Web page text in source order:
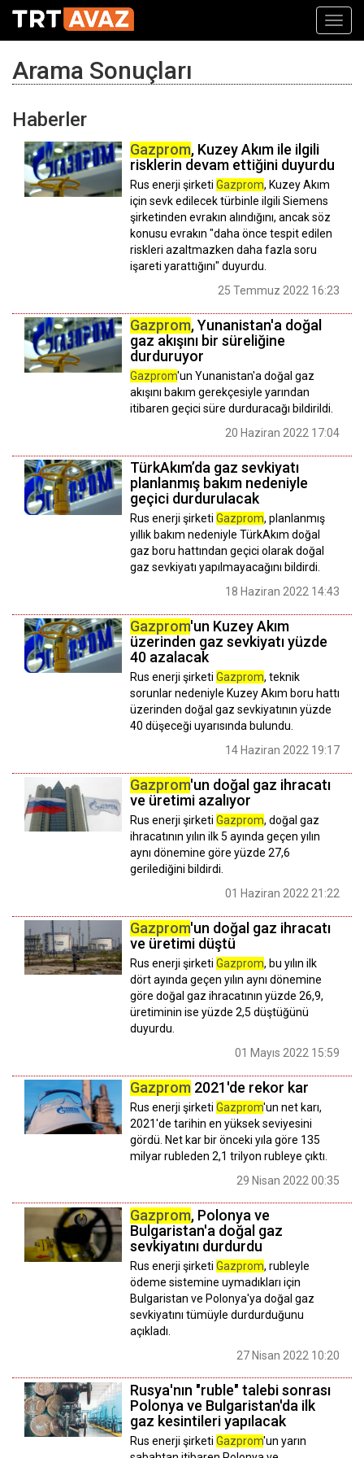
Arama Sonuçları
Haberler
Gazprom, Kuzey Akım ile ilgili
risklerin devam ettiğini duyurdu
Rus enerji şirketi Gazprom, Kuzey Akım
için sevk edilecek türbinle ilgili Siemens
şirketinden evrakın alındığını, ancak söz
konusu evrakın "daha önce tespit edilen
riskleri azaltmazken daha fazla soru
işareti yarattığını" duyurdu.
25 Temmuz 2022 16:23
Gazprom, Yunanistan'a doğal
gaz akışını bir süreliğine
durduruyor
Gazprom'un Yunanistan'a doğal gaz
akışını bakım gerekçesiyle yarından
itibaren geçici süre durduracağı bildirildi.
20 Haziran 2022 17:04
TürkAkım’da gaz sevkiyatı
planlanmış bakım nedeniyle
geçici durdurulacak
Rus enerji şirketi Gazprom, planlanmış
yıllık bakım nedeniyle TürkAkım doğal
gaz boru hattından geçici olarak doğal
gaz sevkiyatı yapılmayacağını bildirdi.
18 Haziran 2022 14:43
Gazprom'un Kuzey Akım
üzerinden gaz sevkiyatı yüzde
40 azalacak
Rus enerji şirketi Gazprom, teknik
sorunlar nedeniyle Kuzey Akım boru hattı
üzerinden doğal gaz sevkiyatının yüzde
40 düşeceği uyarısında bulundu.
14 Haziran 2022 19:17
Gazprom'un doğal gaz ihracatı
ve üretimi azalıyor
Rus enerji şirketi Gazprom, doğal gaz
ihracatının yılın ilk 5 ayında geçen yılın
aynı dönemine göre yüzde 27,6
gerilediğini bildirdi.
01 Haziran 2022 21:22
Gazprom'un doğal gaz ihracatı
ve üretimi düştü
Rus enerji şirketi Gazprom, bu yılın ilk
dört ayında geçen yılın aynı dönemine
göre doğal gaz ihracatının yüzde 26,9,
üretiminin ise yüzde 2,5 düştüğünü
duyurdu.
01 Mayıs 2022 15:59
Gazprom 2021'de rekor kar
Rus enerji şirketi Gazprom'un net karı,
2021'de tarihin en yüksek seviyesini
gördü. Net kar bir önceki yıla göre 135
milyar rubleden 2,1 trilyon rubleye çıktı.
29 Nisan 2022 00:35
Gazprom, Polonya ve
Bulgaristan'a doğal gaz
sevkiyatını durdurdu
Rus enerji şirketi Gazprom, rubleyle
ödeme sistemine uymadıkları için
Bulgaristan ve Polonya'ya doğal gaz
sevkiyatını tümüyle durdurduğunu
açıkladı.
27 Nisan 2022 10:20
Rusya'nın "ruble" talebi sonrası
Polonya ve Bulgaristan'da ilk
gaz kesintileri yapılacak
Rus enerji şirketi Gazprom'un yarın